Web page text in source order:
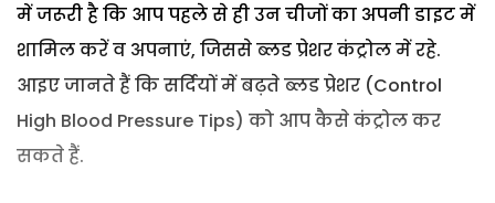
में जरूरी है कि आप पहले से ही उन चीजों का अपनी डाइट में
शामिल करें व अपनाएं, जिससे ब्लड प्रेशर कंट्रोल में रहे.
आइए जानते हैं कि सर्दियों में बढ़ते ब्लड प्रेशर (Control
High Blood Pressure Tips) को आप कैसे कंट्रोल कर
सकते हैं.